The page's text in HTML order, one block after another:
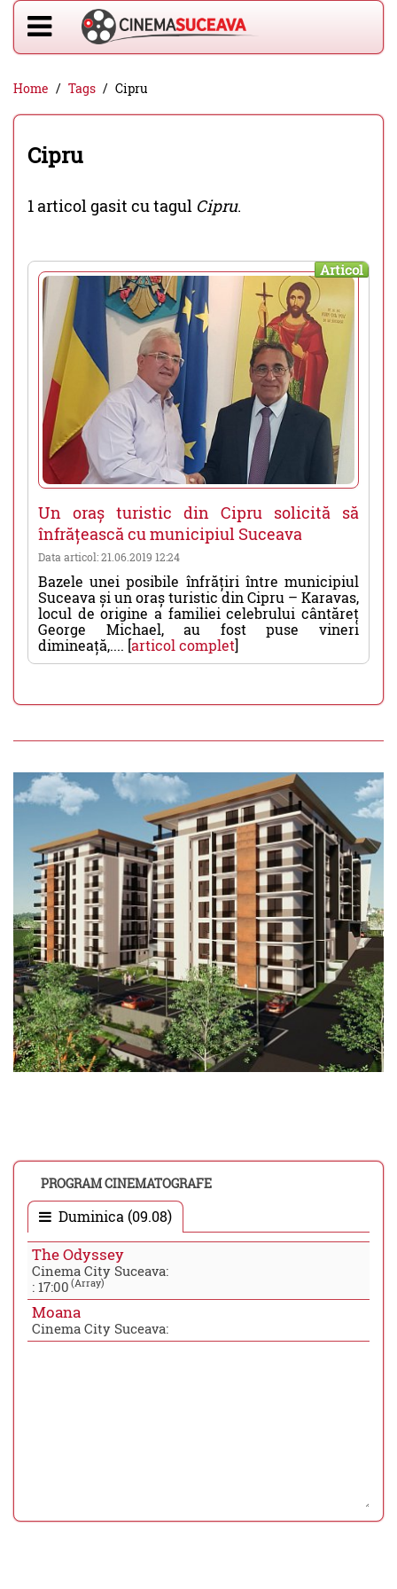
Home Tags Cipru
Cipru
1 articol gasit cu tagul Cipru.
Articol
Un oraș turistic din Cipru solicită să
înfrățească cu municipiul Suceava
Data articol: 21.06.2019 12:24
Bazele unei posibile înfrățiri între municipiul
Suceava și un oraș turistic din Cipru – Karavas,
locul de origine a familiei celebrului cântăreț
George Michael, au fost puse vineri
dimineață,.... [articol complet]
PROGRAM CINEMATOGRAFE
Duminica (09.08)
The Odyssey
Cinema City Suceava:
: 17:00 (Array)
Moana
Cinema City Suceava: